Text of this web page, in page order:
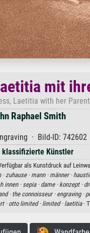
mit
Laetitia with her
Raphael Smith
· Bild-ID: 742602
klassifizierte Künstler
als Kunstdruck auf
· zuhause · mann · männer ·
innen · sepia · dame · konzept ·
· the connoisseur · engraving ·
· otto limited · limited · laetitia·